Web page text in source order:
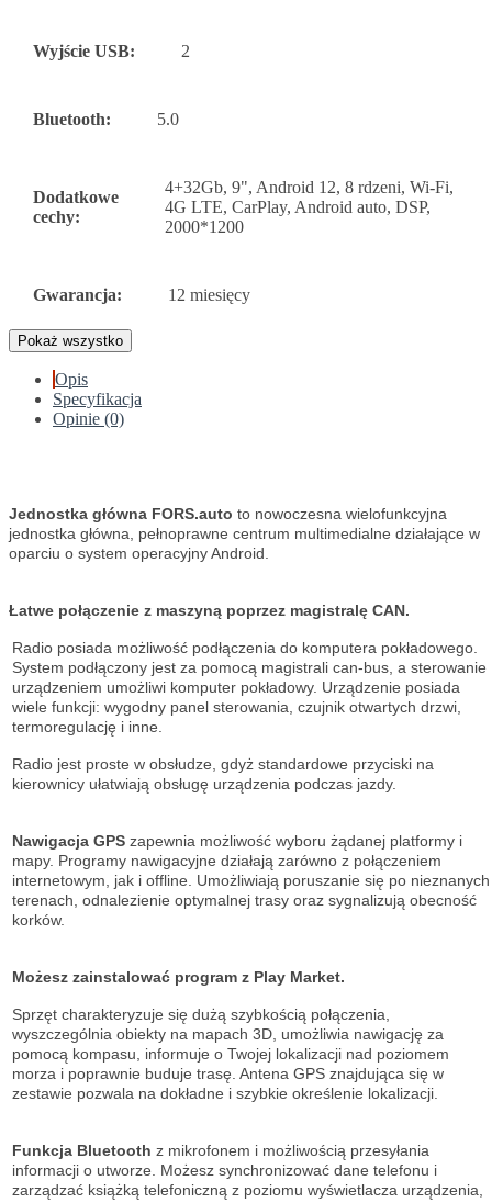
Wyjście USB: 2
Bluetooth: 5.0
Dodatkowe
cechy:
4+32Gb, 9", Android 12, 8 rdzeni, Wi-Fi,
4G LTE, CarPlay, Android auto, DSP,
2000*1200
Gwarancja: 12 miesięcy
Pokaż wszystko
Opis
Specyfikacja
Opinie (0)
Jednostka główna FORS.auto to nowoczesna wielofunkcyjna
jednostka główna, pełnoprawne centrum multimedialne działające w
oparciu o system operacyjny Android.
Łatwe połączenie z maszyną poprzez magistralę CAN.
Radio posiada możliwość podłączenia do komputera pokładowego.
System podłączony jest za pomocą magistrali can-bus, a sterowanie
urządzeniem umożliwi komputer pokładowy. Urządzenie posiada
wiele funkcji: wygodny panel sterowania, czujnik otwartych drzwi,
termoregulację i inne.
Radio jest proste w obsłudze, gdyż standardowe przyciski na
kierownicy ułatwiają obsługę urządzenia podczas jazdy.
Nawigacja GPS zapewnia możliwość wyboru żądanej platformy i
mapy. Programy nawigacyjne działają zarówno z połączeniem
internetowym, jak i offline. Umożliwiają poruszanie się po nieznanych
terenach, odnalezienie optymalnej trasy oraz sygnalizują obecność
korków.
Możesz zainstalować program z Play Market.
Sprzęt charakteryzuje się dużą szybkością połączenia,
wyszczególnia obiekty na mapach 3D, umożliwia nawigację za
pomocą kompasu, informuje o Twojej lokalizacji nad poziomem
morza i poprawnie buduje trasę. Antena GPS znajdująca się w
zestawie pozwala na dokładne i szybkie określenie lokalizacji.
Funkcja Bluetooth z mikrofonem i możliwością przesyłania
informacji o utworze. Możesz synchronizować dane telefonu i
zarządzać książką telefoniczną z poziomu wyświetlacza urządzenia,